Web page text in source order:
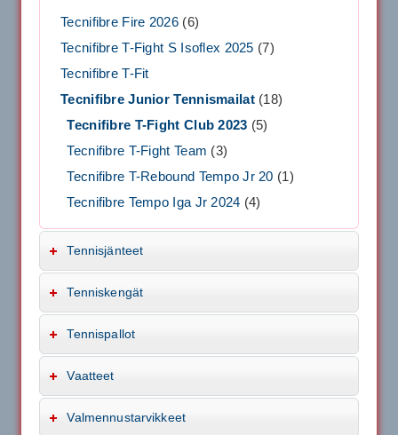
Tecnifibre Fire 2026(6)
Tecnifibre T-Fight S Isoflex 2025 (7)
Tecnifibre T-Fit
Tecnifibre Junior Tennismailat(18)
Tecnifibre T-Fight Club 2023 (5)
Tecnifibre T-Fight Team (3)
Tecnifibre T-Rebound Tempo Jr 20 (1)
Tecnifibre Tempo Iga Jr 2024 (4)
Tennisjänteet
Tenniskengät
Tennispallot
Vaatteet
Valmennustarvikkeet